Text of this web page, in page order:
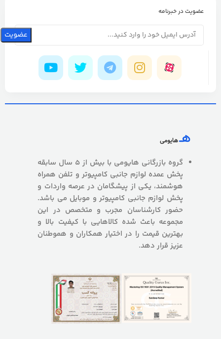
عضویت در خبرنامه
گروه بازرگانی هایومی با بیش از 5 سال سابقه
پخش عمده لوازم جانبی کامپیوتر و تلفن همراه
هوشمند، یکی از پیشگامان در عرصه واردات و
پخش لوازم جانبی کامپیوتر و موبایل می باشد.
حضور کارشناسان مجرب و متخصص در این
مجموعه باعث شده کالاهایی با کیفیت بالا و
بهترین قیمت را در اختیار همکاران و هموطنان
عزیز قرار دهد.